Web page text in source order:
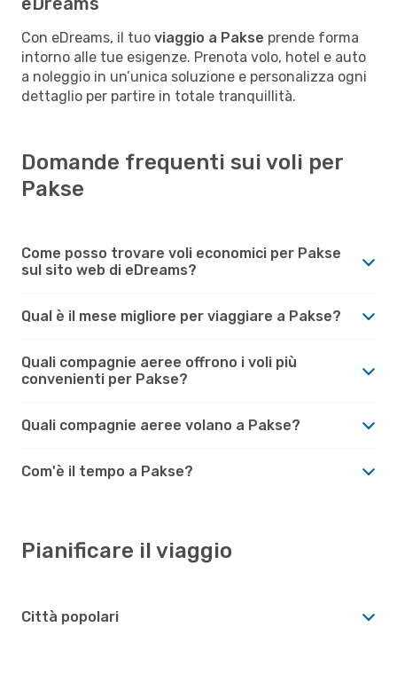
Con eDreams, il tuo viaggio a Pakse prende forma
intorno alle tue esigenze. Prenota volo, hotel e auto
a noleggio in un’unica soluzione e personalizza ogni
dettaglio per partire in totale tranquillità.
Domande frequenti sui voli per
Pakse
Come posso trovare voli economici per Pakse
sul sito web di eDreams?
Qual è il mese migliore per viaggiare a Pakse?
Quali compagnie aeree offrono i voli più
convenienti per Pakse?
Quali compagnie aeree volano a Pakse?
Com'è il tempo a Pakse?
Pianificare il viaggio
Città popolari